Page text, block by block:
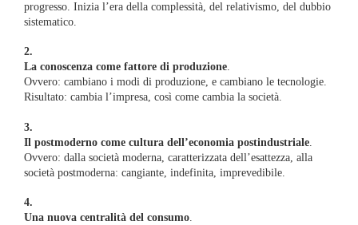
progresso. Inizia l’era della complessità, del relativismo, del dubbio
sistematico.
2.
La conoscenza come fattore di produzione.
Ovvero: cambiano i modi di produzione, e cambiano le tecnologie.
Risultato: cambia l’impresa, così come cambia la società.
3.
Il postmoderno come cultura dell’economia postindustriale.
Ovvero: dalla società moderna, caratterizzata dell’esattezza, alla
società postmoderna: cangiante, indefinita, imprevedibile.
4.
Una nuova centralità del consumo.